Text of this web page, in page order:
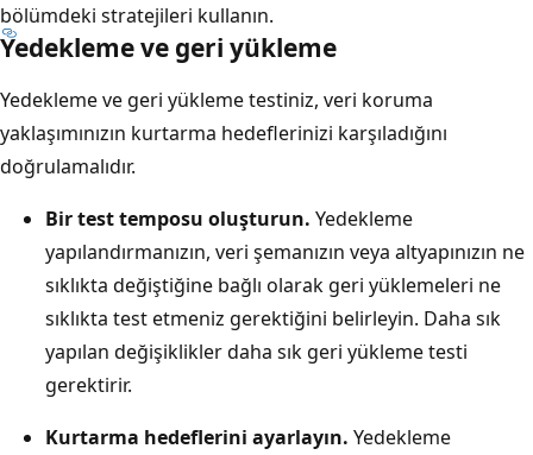
bölümdeki stratejileri kullanın.
Yedekleme ve geri yükleme
Yedekleme ve geri yükleme testiniz, veri koruma
yaklaşımınızın kurtarma hedeflerinizi karşıladığını
doğrulamalıdır.
Bir test temposu oluşturun. Yedekleme
yapılandırmanızın, veri şemanızın veya altyapınızın ne
sıklıkta değiştiğine bağlı olarak geri yüklemeleri ne
sıklıkta test etmeniz gerektiğini belirleyin. Daha sık
yapılan değişiklikler daha sık geri yükleme testi
gerektirir.
Kurtarma hedeflerini ayarlayın. Yedekleme